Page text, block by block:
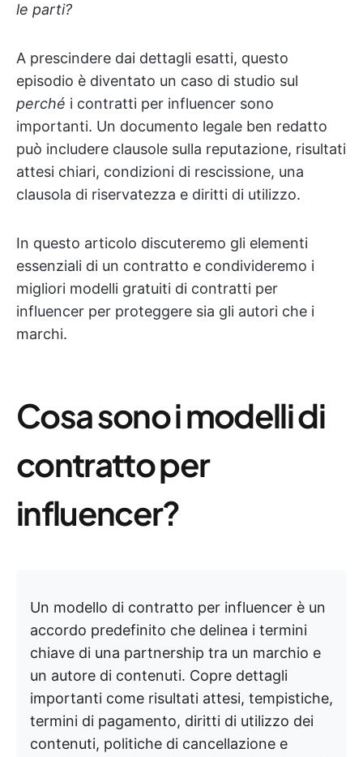
le parti?
A prescindere dai dettagli esatti, questo
episodio è diventato un caso di studio sul
perché i contratti per influencer sono
importanti. Un documento legale ben redatto
può includere clausole sulla reputazione, risultati
attesi chiari, condizioni di rescissione, una
clausola di riservatezza e diritti di utilizzo.
In questo articolo discuteremo gli elementi
essenziali di un contratto e condivideremo i
migliori modelli gratuiti di contratti per
influencer per proteggere sia gli autori che i
marchi.
Cosa sono i modelli di
contratto per
influencer?
Un modello di contratto per influencer è un
accordo predefinito che delinea i termini
chiave di una partnership tra un marchio e
un autore di contenuti. Copre dettagli
importanti come risultati attesi, tempistiche,
termini di pagamento, diritti di utilizzo dei
contenuti, politiche di cancellazione e